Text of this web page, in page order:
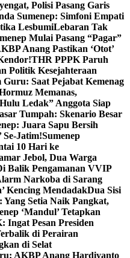
Polisi Pasang Garis
Sumenep: Simfoni Empati
LesbumiLebaran Tak
Mulai Pasang “Pagar”
Anang Pastikan ‘Otot’
THR PPPK Paruh
Politik Kesejahteraan
Saat Pejabat Kemenag
Memanas,
Ledak” Anggota Siap
Tumpah: Skenario Besar
Juara Sapu Bersih
Se-Jatim!Sumenep
10 Hari ke
Jebol, Dua Warga
Balik Pengamanan VVIP
Narkoba di Sarang
Kencing MendadakDua Sisi
Setia Naik Pangkat,
‘Mandul’ Tetapkan
Ingat Pesan Presiden
di Perairan
di Selat
AKBP Anang Hardiyanto